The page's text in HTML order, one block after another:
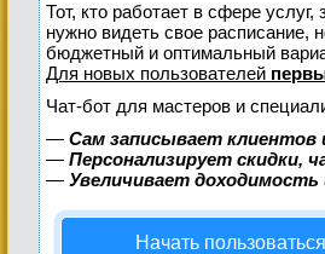
Тот, кто работает в сфере
нужно видеть свое расписание,
бюджетный и оптимальный
Для новых пользователей
Чат-бот для мастеров и
— Сам записывает клиентов
— Персонализирует скидки,
— Увеличивает
Начать